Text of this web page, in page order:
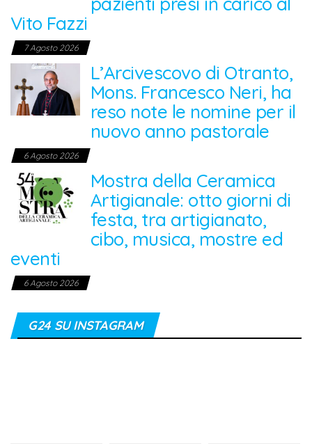
Vito Fazzi
7 Agosto 2026
L’Arcivescovo di Otranto,
Mons. Francesco Neri, ha
reso note le nomine per il
nuovo anno pastorale
6 Agosto 2026
Mostra della Ceramica
Artigianale: otto giorni di
festa, tra artigianato,
cibo, musica, mostre ed
eventi
6 Agosto 2026
G24 SU INSTAGRAM